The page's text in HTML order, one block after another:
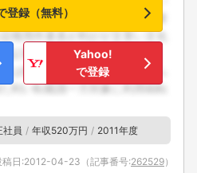
登録（無料）
Yahoo!
で登録
社員 年収520万円 2011年度
稿日:2012-04-23 （記事番号:262529）